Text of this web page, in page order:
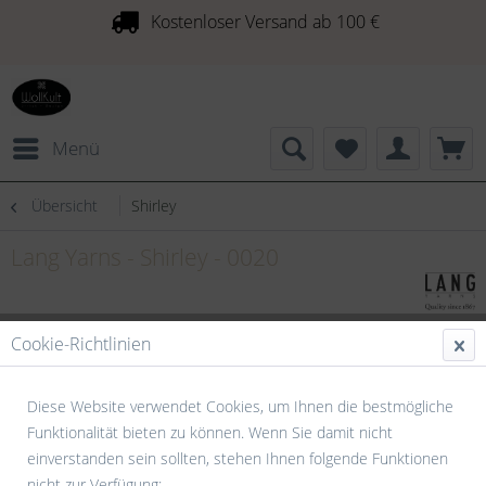
Kostenloser Versand ab 100 €
Menü
Übersicht Shirley
Cookie-Richtlinien
Diese Website verwendet Cookies, um Ihnen die bestmögliche
Funktionalität bieten zu können. Wenn Sie damit nicht
einverstanden sein sollten, stehen Ihnen folgende Funktionen